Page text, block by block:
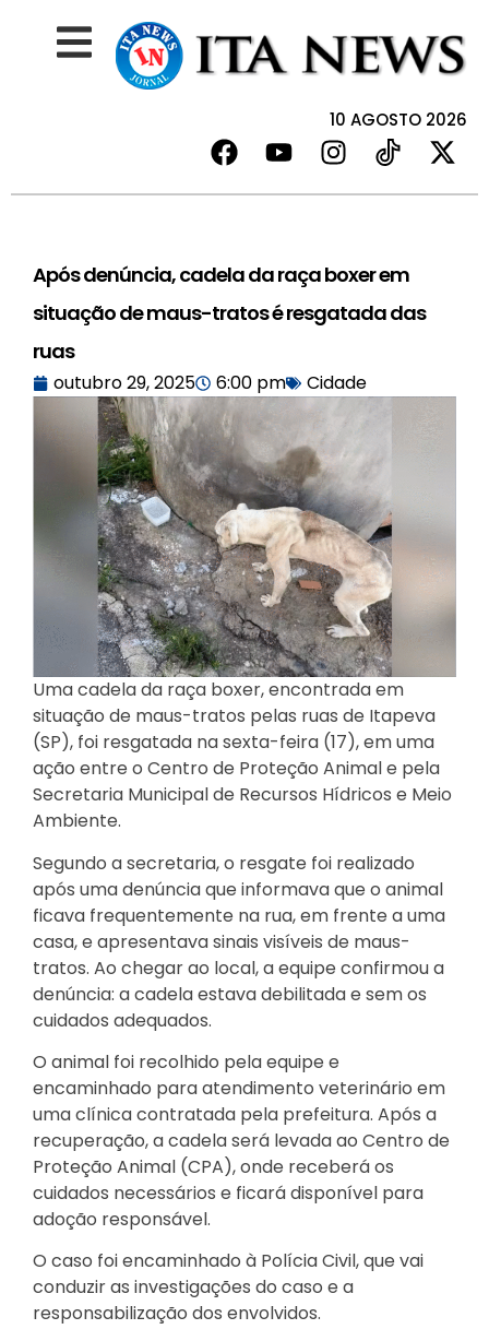
10 AGOSTO 2026
Após denúncia, cadela da raça boxer em
situação de maus-tratos é resgatada das
ruas
outubro 29, 2025 6:00 pm Cidade
Uma cadela da raça boxer, encontrada em
situação de maus-tratos pelas ruas de Itapeva
(SP), foi resgatada na sexta-feira (17), em uma
ação entre o Centro de Proteção Animal e pela
Secretaria Municipal de Recursos Hídricos e Meio
Ambiente.
Segundo a secretaria, o resgate foi realizado
após uma denúncia que informava que o animal
ficava frequentemente na rua, em frente a uma
casa, e apresentava sinais visíveis de maus-
tratos. Ao chegar ao local, a equipe confirmou a
denúncia: a cadela estava debilitada e sem os
cuidados adequados.
O animal foi recolhido pela equipe e
encaminhado para atendimento veterinário em
uma clínica contratada pela prefeitura. Após a
recuperação, a cadela será levada ao Centro de
Proteção Animal (CPA), onde receberá os
cuidados necessários e ficará disponível para
adoção responsável.
O caso foi encaminhado à Polícia Civil, que vai
conduzir as investigações do caso e a
responsabilização dos envolvidos.